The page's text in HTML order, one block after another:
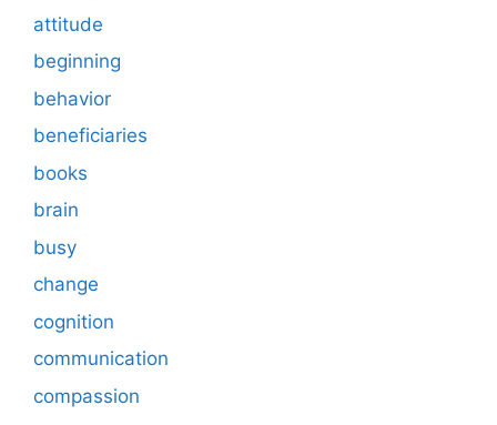
attitude
beginning
behavior
beneficiaries
books
brain
busy
change
cognition
communication
compassion